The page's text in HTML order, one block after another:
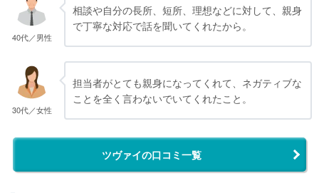
40代／男性
相談や自分の長所、短所、理想などに対して、親身
で丁寧な対応で話を聞いてくれたから。
30代／女性
担当者がとても親身になってくれて、ネガティブな
ことを全く言わないでいてくれたこと。
ツヴァイの口コミ一覧